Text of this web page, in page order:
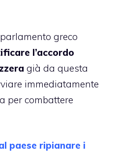
greco
l’accordo
già da questa
immediatamente
per combattere
paese ripianare i